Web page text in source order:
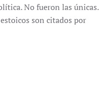
No fueron las únicas.
son citados por